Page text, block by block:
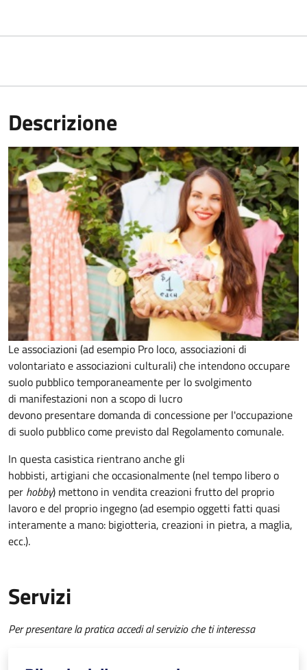
Descrizione
Le associazioni (ad esempio Pro loco, associazioni di
volontariato e associazioni culturali) che intendono occupare
suolo pubblico temporaneamente per lo svolgimento
di manifestazioni non a scopo di lucro
devono presentare domanda di concessione per l'occupazione
di suolo pubblico come previsto dal Regolamento comunale.
In questa casistica rientrano anche gli
hobbisti, artigiani che occasionalmente (nel tempo libero o
per hobby) mettono in vendita creazioni frutto del proprio
lavoro e del proprio ingegno (ad esempio oggetti fatti quasi
interamente a mano: bigiotteria, creazioni in pietra, a maglia,
ecc.).
Servizi
Per presentare la pratica accedi al servizio che ti interessa